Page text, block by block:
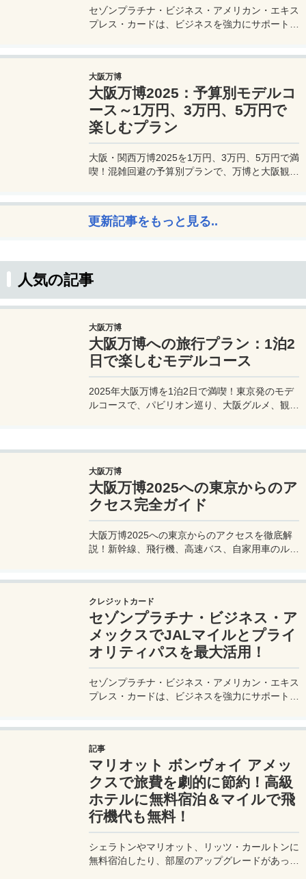
セゾンプラチナ・ビジネス・アメリカン・エキス
プレス・カードは、ビジネスを強力にサポートす
最適です。初年度の年会費無料も魅力。ステータ
スと実用性を兼ね備えたビジネスカードで、あな
たのビジネスをワンランクアップさせませんか？
大阪万博
大阪万博2025：予算別モデルコ
ース～1万円、3万円、5万円で
楽しむプラン
大阪・関西万博2025を1万円、3万円、5万円で満
喫！混雑回避の予算別プランで、万博と大阪観光
更新記事をもっと見る..
人気の記事
大阪万博
大阪万博への旅行プラン：1泊2
日で楽しむモデルコース
2025年大阪万博を1泊2日で満喫！東京発のモデ
ルコースで、パビリオン巡り、大阪グルメ、観光
大阪万博
大阪万博2025への東京からのア
クセス完全ガイド
大阪万博2025への東京からのアクセスを徹底解
説！新幹線、飛行機、高速バス、自家用車のルー
クレジットカード
セゾンプラチナ・ビジネス・ア
メックスでJALマイルとプライ
オリティパスを最大活用！
セゾンプラチナ・ビジネス・アメリカン・エキス
プレス・カードは、ビジネスを強力にサポートす
最適です。初年度の年会費無料も魅力。ステータ
スと実用性を兼ね備えたビジネスカードで、あな
たのビジネスをワンランクアップさせませんか？
記事
マリオット ボンヴォイ アメッ
クスで旅費を劇的に節約！高級
ホテルに無料宿泊＆マイルで飛
行機代も無料！
シェラトンやマリオット、リッツ・カールトンに
無料宿泊したり、部屋のアップグレードがあった